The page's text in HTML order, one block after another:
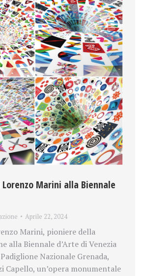
Marini alla Biennale
Aprile 22, 2024
Marini, pioniere della
alla Biennale d’Arte di Venezia
Nazionale Grenada,
Capello, un’opera monumentale